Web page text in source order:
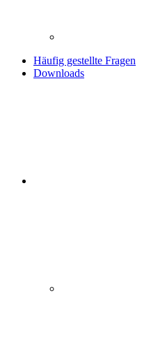
Häufig gestellte Fragen
Downloads